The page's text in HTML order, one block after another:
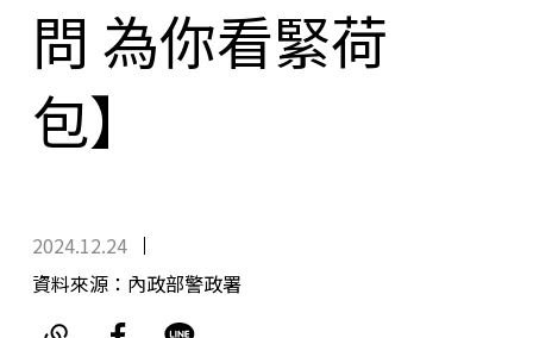
問 為你看緊荷
包】
2024.12.24
資料來源：內政部警政署